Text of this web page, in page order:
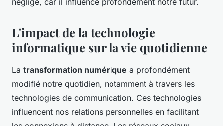
négligé, car il influence profondément notre futur.
L'impact de la technologie
informatique sur la vie quotidienne
La transformation numérique a profondément
modifié notre quotidien, notamment à travers les
technologies de communication. Ces technologies
influencent nos relations personnelles en facilitant